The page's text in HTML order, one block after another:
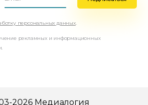
персональных данных.
рекламных и информационных
2026 Медиалогия